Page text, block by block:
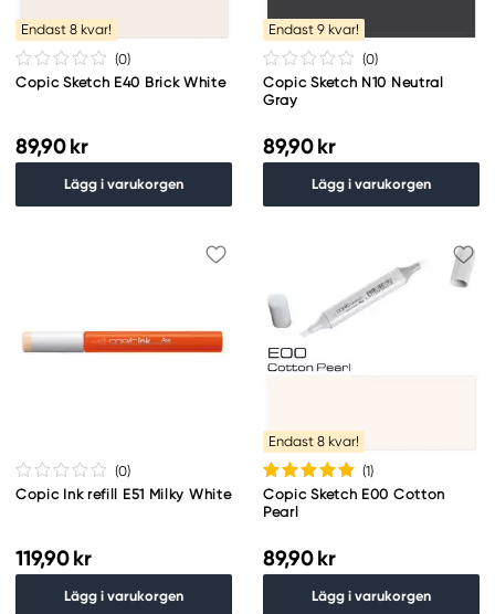
Endast 8 kvar!
(0)
Copic Sketch E40 Brick White
89,90 kr
Lägg i varukorgen
Endast 9 kvar!
(0)
Copic Sketch N10 Neutral
Gray
89,90 kr
Lägg i varukorgen
(0)
Copic Ink refill E51 Milky White
119,90 kr
Lägg i varukorgen
Endast 8 kvar!
(1)
Copic Sketch E00 Cotton
Pearl
89,90 kr
Lägg i varukorgen